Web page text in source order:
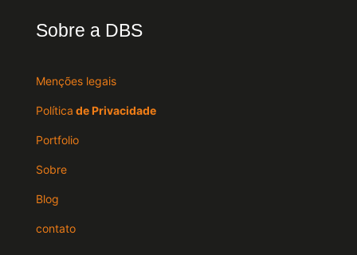
Sobre a DBS
Menções legais
Política de Privacidade
Portfolio
Sobre
Blog
contato